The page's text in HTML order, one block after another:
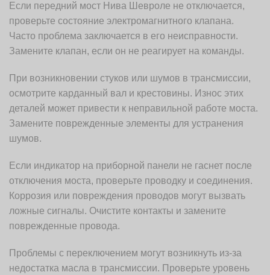
Если передний мост Нива Шевроле не отключается,
проверьте состояние электромагнитного клапана.
Часто проблема заключается в его неисправности.
Замените клапан, если он не реагирует на команды.
При возникновении стуков или шумов в трансмиссии,
осмотрите карданный вал и крестовины. Износ этих
деталей может привести к неправильной работе моста.
Замените поврежденные элементы для устранения
шумов.
Если индикатор на приборной панели не гаснет после
отключения моста, проверьте проводку и соединения.
Коррозия или повреждения проводов могут вызвать
ложные сигналы. Очистите контакты и замените
поврежденные провода.
Проблемы с переключением могут возникнуть из-за
недостатка масла в трансмиссии. Проверьте уровень